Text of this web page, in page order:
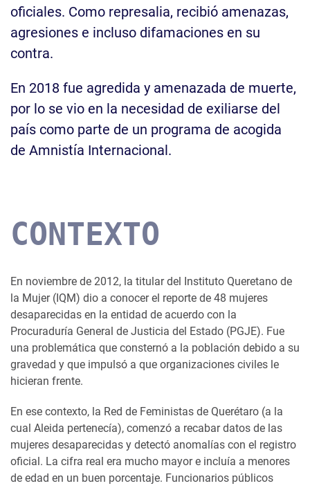
oficiales. Como represalia, recibió amenazas,
agresiones e incluso difamaciones en su
contra.
En 2018 fue agredida y amenazada de muerte,
por lo se vio en la necesidad de exiliarse del
país como parte de un programa de acogida
de Amnistía Internacional.
CONTEXTO
En noviembre de 2012, la titular del Instituto Queretano de
la Mujer (IQM) dio a conocer el reporte de 48 mujeres
desaparecidas en la entidad de acuerdo con la
Procuraduría General de Justicia del Estado (PGJE). Fue
una problemática que consternó a la población debido a su
gravedad y que impulsó a que organizaciones civiles le
hicieran frente.
En ese contexto, la Red de Feministas de Querétaro (a la
cual Aleida pertenecía), comenzó a recabar datos de las
mujeres desaparecidas y detectó anomalías con el registro
oficial. La cifra real era mucho mayor e incluía a menores
de edad en un buen porcentaje. Funcionarios públicos